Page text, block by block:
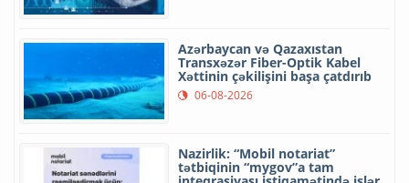
Azərbaycan və Qazaxıstan
Transxəzər Fiber-Optik Kabel
Xəttinin çəkilişini başa çatdırıb
06-08-2026
Nazirlik: “Mobil notariat”
tətbiqinin “mygov”a tam